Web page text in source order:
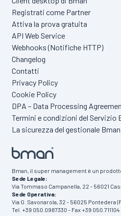
Registrati come Partner
Attiva la prova gratuita
API Web Service
Webhooks (Notifiche HTTP)
Changelog
Contatti
Privacy Policy
Cookie Policy
DPA – Data Processing
Termini e condizioni del Servizio
La sicurezza del gestionale Bman
Bman, il super management è un
Sede Legale:
Via Tommaso Campanella, 22 - 56021
Sede Operativa:
Via G. Savonarola, 32 - 56025 Pontedera
Tel. +39 050.0987330 - Fax +39 050.711104